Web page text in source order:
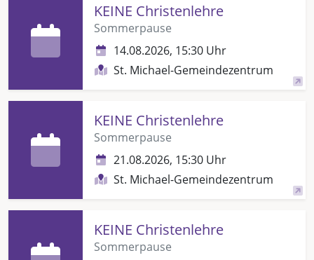
KEINE Christenlehre
Sommerpause
14.08.2026, 15:30 Uhr
St. Michael-Gemeindezentrum
KEINE Christenlehre
Sommerpause
21.08.2026, 15:30 Uhr
St. Michael-Gemeindezentrum
KEINE Christenlehre
Sommerpause